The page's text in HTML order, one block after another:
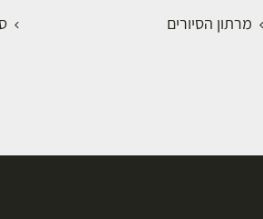
מרתון הסיורים